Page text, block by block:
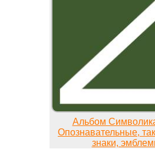
Альбом
Опознавательные,
знаки,